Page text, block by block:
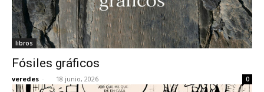
libros
Fósiles gráficos
veredes - 18 junio, 2026 0